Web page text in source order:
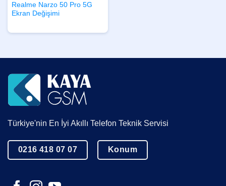
Realme Narzo 50 Pro 5G
Ekran Değişimi
Türkiye'nin En İyi Akıllı Telefon Teknik Servisi
0216 418 07 07 Konum